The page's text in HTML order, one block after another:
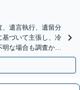
、遺言執行、遺留分
基づいて主張し、冷
な場合も調査から